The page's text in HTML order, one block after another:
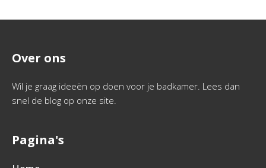
Over ons
Wil je graag ideeën op doen voor je badkamer. Lees dan
snel de blog op onze site.
Pagina's